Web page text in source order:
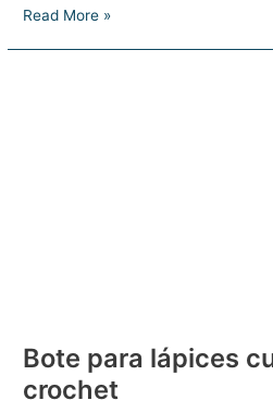
Camino
Read More »
Bote para lápices
crochet